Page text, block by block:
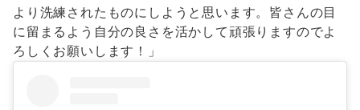
より洗練されたものにしようと思います。皆さんの目
に留まるよう自分の良さを活かして頑張りますのでよ
ろしくお願いします！」